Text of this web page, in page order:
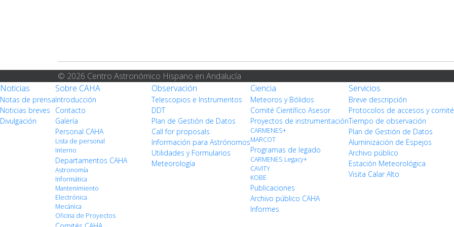
© 2026 Centro Astronómico Hispano en Andalucía
Noticias
Notas de prensa
Noticias breves
Divulgación
Sobre CAHA
Introducción
Contacto
Galería
Personal CAHA
Lista de personal
Interno
Departamentos CAHA
Astronomía
Informática
Mantenimiento
Electrónica
Mecánica
Oficina de Proyectos
Observación
Telescopios e Instrumentos
DDT
Plan de Gestión de Datos
Call for proposals
Información para Astrónomos
Utilidades y Formularios
Meteorología
Ciencia
Meteoros y Bólidos
Comité Científico Asesor
Proyectos de instrumentación
CARMENES+
MARCOT
Programas de legado
CARMENES Legacy+
CAVITY
KOBE
Publicaciones
Archivo público CAHA
Informes
Servicios
Breve descripción
Protocolos de accesos y
Tiempo de observación
Plan de Gestión de Datos
Aluminización de Espejos
Archivo público
Estación Meteorológica
Visita Calar Alto